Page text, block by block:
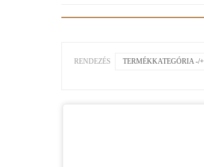
RENDEZÉS TERMÉKKATEGÓRIA -/+